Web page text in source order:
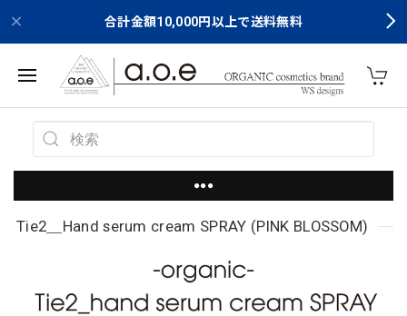
合計金額10,000円以上で送料無料
●●●
Tie2＿Hand serum cream SPRAY (PINK BLOSSOM)